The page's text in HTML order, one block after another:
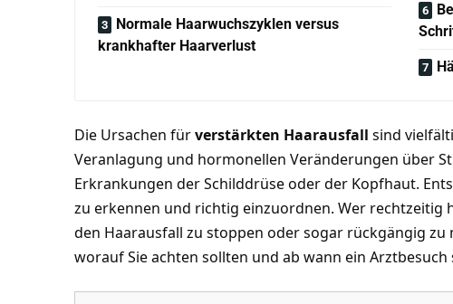
Normale Haarwuchszyklen versus
krankhafter Haarverlust
Die Ursachen fürverstärkten Haarausfall sind
Veranlagung und hormonellen Veränderungen über
Erkrankungen der Schilddrüse oder der Kopfhaut.
zu erkennen und richtig einzuordnen. Wer rechtzeitig
den Haarausfall zu stoppen oder sogar rückgängig zu
worauf Sie achten sollten und ab wann ein Arztbesuch